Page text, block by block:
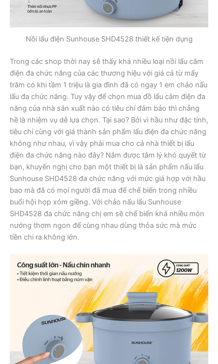
Nồi lẩu điện Sunhouse SHD4528 thiết kế tiện dụng
Trong các shop thời nay sẽ thấy khá nhiều loại nồi lẩu cắm
điện đa chức năng của các thương hiệu với giá cả từ mấy
trăm có khi tầm 1 triệu là gia đình đã có ngay 1 em chảo nấu
lẩu đa chức năng. Tuy vậy để chọn mua đồ lẩu cắm điện đa
năng của nhà sản xuất nào có tiêu chí đảm bảo thì chẳng
hề là nhiệm vụ dễ lựa chọn. Tại sao? Bởi vì hầu như đặc tính,
tiêu chí cùng với giá thành sản phẩm lẩu điện đa chức năng
không như nhau, vì vậy phải mua cho cả nhà thiết bị lẩu
điện đa chức năng nào đây? Nắm được tâm lý khó quyết từ
bạn, khuyến nghị cho bạn một thiết bị là sản phẩm nấu lẩu
Sunhouse SHD4528 đa chức năng với mức giá hợp với hầu
bao mà đã có mọi người đã mua để chế biến trong nhiều
buổi hội họp xóm giềng. Với chảo nấu lẩu Sunhouse
SHD4528 đa chức năng chị em sẽ chế biến khá nhiều món
nướng thơm ngon để cùng nhau dùng thỏa sức mà mức
tiền chi ra không lớn.